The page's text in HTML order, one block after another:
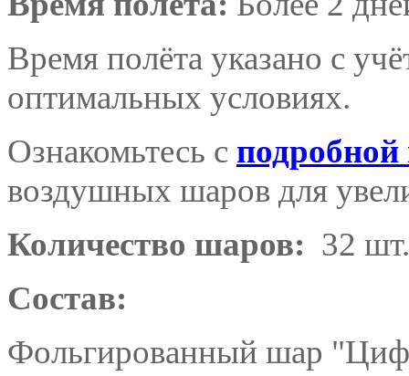
Время полёта указано с
оптимальных условиях.
Ознакомьтесь с
воздушных шаров для
Количество шаров: 32 шт.
Состав:
Фольгированный шар